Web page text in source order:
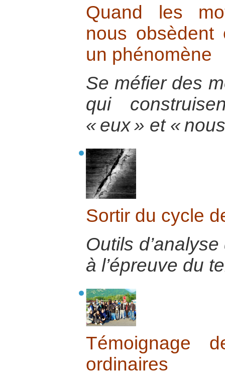
Quand les
nous obsèdent
un phénomène
Se méfier des
qui
« eux » et «
Sortir du cycle
Outils
à l’épreuve du
Témoignage
ordinaires